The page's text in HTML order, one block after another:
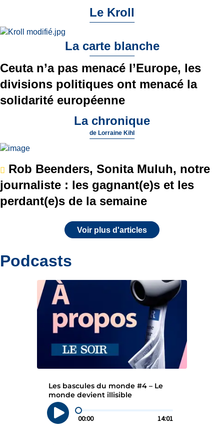
Le Kroll
La carte blanche
Ceuta n’a pas menacé l’Europe, les
divisions politiques ont menacé la
solidarité européenne
La chronique
de Lorraine Kihl
Rob Beenders, Sonita Muluh, notre
journaliste : les gagnant(e)s et les
perdant(e)s de la semaine
Voir plus d'articles
Podcasts